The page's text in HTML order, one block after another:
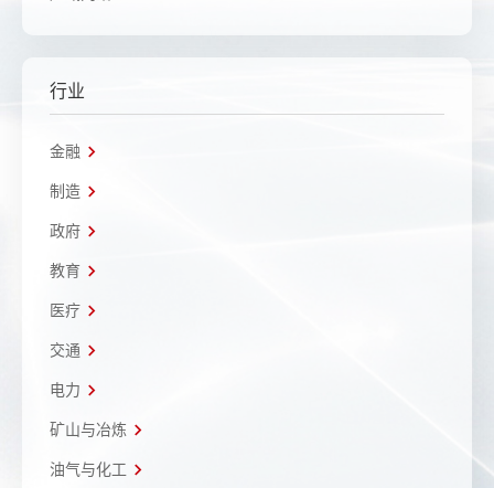
行业
金融
制造
政府
教育
医疗
交通
电力
矿山与冶炼
油气与化工